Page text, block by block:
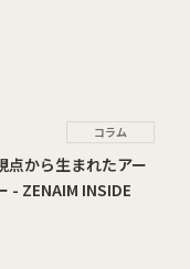
コラム
点から生まれたアー
- ZENAIM INSIDE